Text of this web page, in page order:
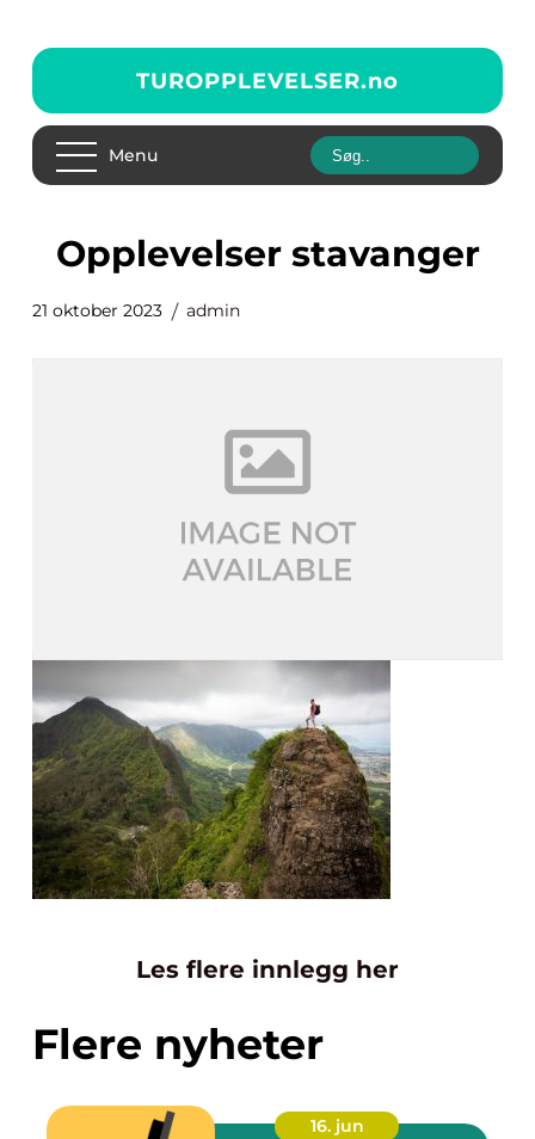
TUROPPLEVELSER.no
Menu
opplevelser stavanger
21 oktober 2023 admin
Les flere innlegg her
Flere nyheter
16. jun